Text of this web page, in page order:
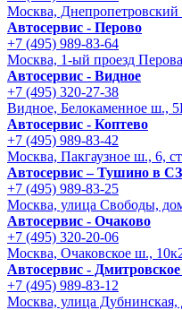
Москва, Днепропетровский
Автосервис - Перово
+7 (495) 989-83-64
Москва, 1-ый проезд
Автосервис - Видное
+7 (495) 320-27-38
Видное, Белокаменное ш.,
Автосервис - Коптево
+7 (495) 989-83-42
Москва, Пакгаузное ш., 6,
Автосервис – Тушино в
+7 (495) 989-83-25
Москва, улица Свободы,
Автосервис - Очаково
+7 (495) 320-20-06
Москва, Очаковское ш.,
Автосервис -
+7 (495) 989-83-12
Москва, улица Дубнинская,